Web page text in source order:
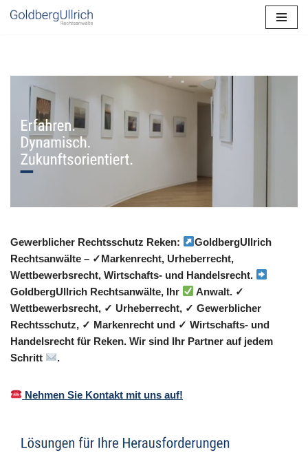
Gewerblicher Rechtsschutz Reken:
GoldbergUllrich
Rechtsanwälte – ✓Markenrecht, Urheberrecht,
Wettbewerbsrecht, Wirtschafts- und Handelsrecht.
GoldbergUllrich Rechtsanwälte, Ihr
Anwalt. ✓
Wettbewerbsrecht, ✓ Urheberrecht, ✓ Gewerblicher
Rechtsschutz, ✓ Markenrecht und ✓ Wirtschafts- und
Handelsrecht für Reken. Wir sind Ihr Partner auf jedem
Schritt
.
Nehmen Sie Kontakt mit uns auf!